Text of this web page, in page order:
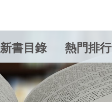
新書目錄 熱門排行